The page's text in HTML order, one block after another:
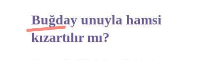
Buğday unuyla hamsi
kızartılır mı?